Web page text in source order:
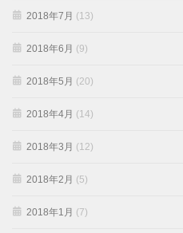
2018年7月 (13)
2018年6月 (9)
2018年5月 (20)
2018年4月 (14)
2018年3月 (12)
2018年2月 (5)
2018年1月 (7)